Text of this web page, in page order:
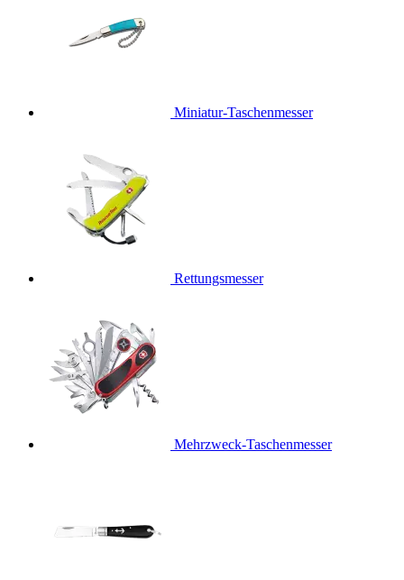
Miniatur-Taschenmesser
Rettungsmesser
Mehrzweck-Taschenmesser